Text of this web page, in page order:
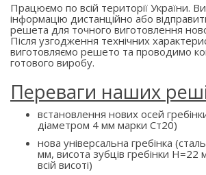
Працюємо по всій території України.
інформацію дистанційно або
решета для точного виготовлення
Після узгодження технічних
виготовляємо решето та проводимо
готового виробу.
Переваги наших
встановлення нових осей
діаметром 4 мм марки Ст20)
нова універсальна гребінка
мм, висота зубців гребінки H=22
всій висоті)